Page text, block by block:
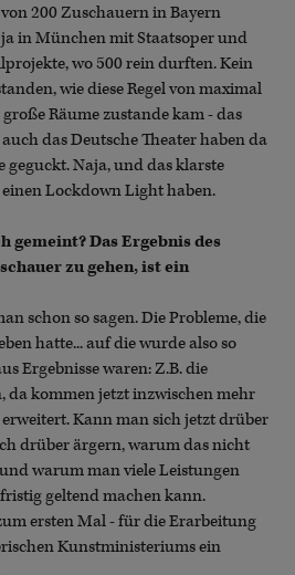
200 Zuschauern in Bayern
in München mit Staatsoper und
wo 500 rein durften. Kein
wie diese Regel von maximal
Räume zustande kam - das
das Deutsche Theater haben da
geguckt. Naja, und das klarste
Lockdown Light haben.
gemeint? Das Ergebnis des
zu gehen, ist ein
schon so sagen. Die Probleme, die
hatte... auf die wurde also so
Ergebnisse waren: Z.B. die
da kommen jetzt inzwischen mehr
Kann man sich jetzt drüber
drüber ärgern, warum das nicht
warum man viele Leistungen
geltend machen kann.
ersten Mal - für die Erarbeitung
Kunstministeriums ein